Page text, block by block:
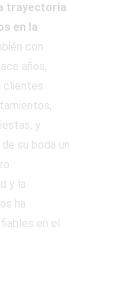
trayectoria
en la
con
años,
clientes
y
su boda un
y la
ha
en el